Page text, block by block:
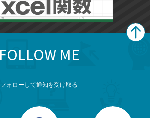
FOLLOW ME
フォローして通知を受け取る